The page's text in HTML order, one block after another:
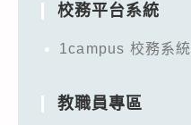
校務平台系統
1campus 校務系統
教職員專區